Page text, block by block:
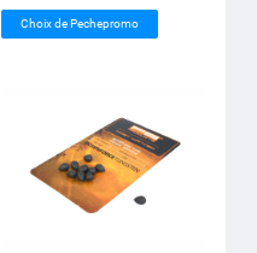
Choix de Pechepromo